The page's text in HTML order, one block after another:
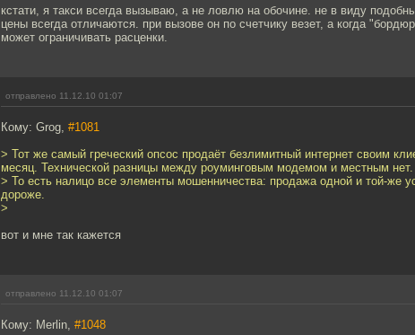
кстати, я такси всегда вызываю, а не ловлю на обочине. не в виду
цены всегда отличаются. при вызове он по счетчику везет, а когда
может ограничивать расценки.
отправлено 11.12.10 01:07
Кому: Grog, #1081
> Тот же самый греческий опсос продаёт безлимитный интернет своим
месяц. Технической разницы между роуминговым модемом и местным нет.
> То есть налицо все элементы мошенничества: продажа одной и той-же
дороже.
>
вот и мне так кажется
отправлено 11.12.10 01:07
Кому: Merlin, #1048